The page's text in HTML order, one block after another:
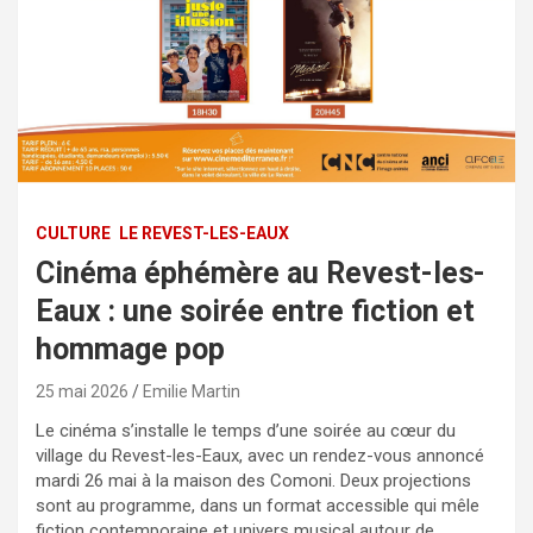
CULTURE LE REVEST-LES-EAUX
Cinéma éphémère au Revest-les-
Eaux : une soirée entre fiction et
hommage pop
25 mai 2026 Emilie Martin
Le cinéma s’installe le temps d’une soirée au cœur du
village du Revest-les-Eaux, avec un rendez-vous annoncé
mardi 26 mai à la maison des Comoni. Deux projections
sont au programme, dans un format accessible qui mêle